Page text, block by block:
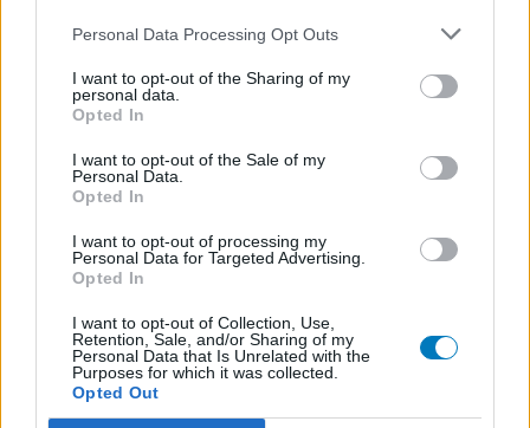
Personal Data Processing Opt Outs
I want to opt-out of the Sharing of my
personal data.
Opted In
I want to opt-out of the Sale of my
Personal Data.
Opted In
I want to opt-out of processing my
Personal Data for Targeted Advertising.
Opted In
I want to opt-out of Collection, Use,
Retention, Sale, and/or Sharing of my
Personal Data that Is Unrelated with the
Purposes for which it was collected.
Opted Out
Depressie - antidepressiva overig
Amitriptyline (699)
Depressie - antidepressiva TCA
Depressie - antidepressiva overig
Ethinylestradiol / Levonorgestrel (656)
Seroquel (647)
Psychose / schizofrenie - antipsychotica
Escitalopram (647)
Depressie - antidepressiva SSRI
Amoxicilline (646)
Antibiotica - penicillines breedspectrum